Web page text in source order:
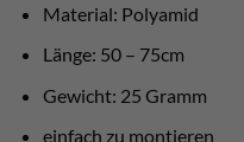
Material: Polyamid
Länge: 50 – 75cm
Gewicht: 25 Gramm
einfach zu montieren